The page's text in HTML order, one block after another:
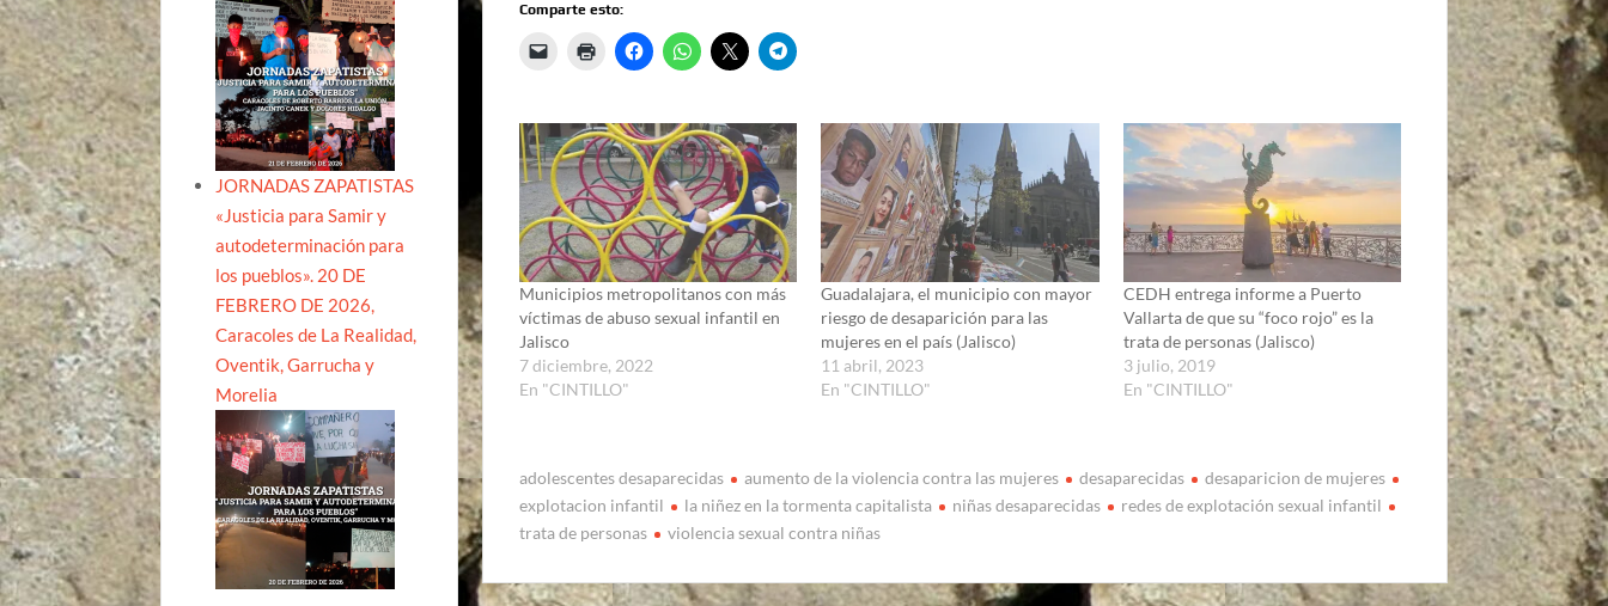
Comparte esto:
Municipios metropolitanos con más
víctimas de abuso sexual infantil en
Jalisco
7 diciembre, 2022
En "CINTILLO"
Guadalajara, el municipio con mayor
riesgo de desaparición para las
mujeres en el país (Jalisco)
11 abril, 2023
En "CINTILLO"
CEDH entrega informe a Puerto
Vallarta de que su “foco rojo” es la
trata de personas (Jalisco)
3 julio, 2019
En "CINTILLO"
adolescentes desaparecidas aumento de la violencia contra las mujeres desaparecidas
desaparicion de mujeres
explotacion infantil
la niñez en la tormenta capitalista niñas desaparecidas
redes de explotación sexual infantil
trata de personas
violencia sexual contra niñas
JORNADAS ZAPATISTAS
«Justicia para Samir y
autodeterminación para
los pueblos». 20 DE
FEBRERO DE 2026,
Caracoles de La Realidad,
Oventik, Garrucha y
Morelia